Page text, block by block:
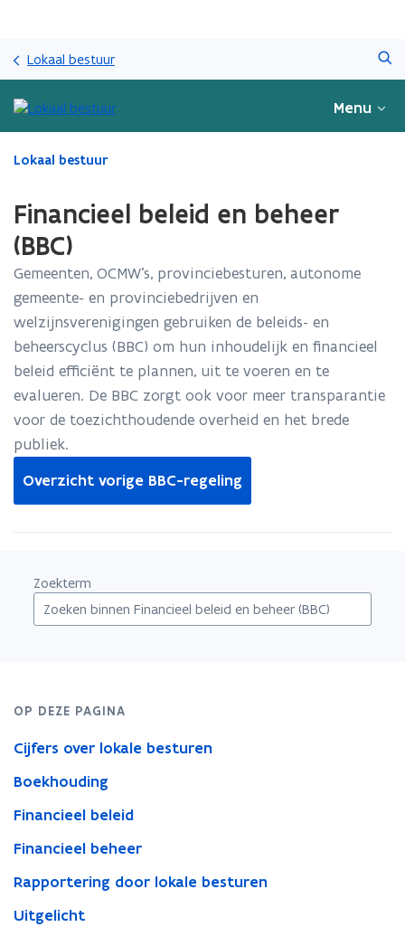
gaan
Lokaal bestuur
Menu
Gedaan
bevindt
zich
op:
Financieel
beleid
beheer
(BBC)
Lokaal bestuur
Financieel beleid en beheer
(BBC)
Gemeenten, OCMW’s, provinciebesturen, autonome
gemeente- en provinciebedrijven en
welzijnsverenigingen gebruiken de beleids- en
beheerscyclus (BBC) om hun inhoudelijk en financieel
beleid efficiënt te plannen, uit te voeren en te
evalueren. De BBC zorgt ook voor meer transparantie
voor de toezichthoudende overheid en het brede
publiek.​​​
Overzicht vorige BBC-regeling
Zoekterm
OP DEZE PAGINA
Cijfers over lokale besturen
Boekhouding
Financieel beleid
Financieel beheer
Rapportering door lokale besturen
Uitgelicht